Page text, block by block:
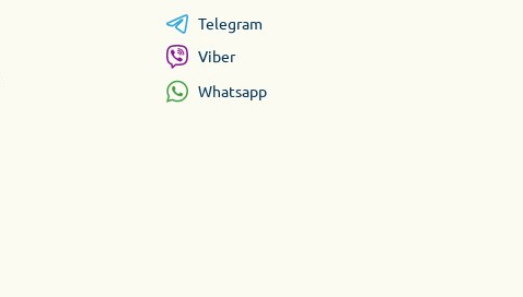
Telegram
Viber
Whatsapp